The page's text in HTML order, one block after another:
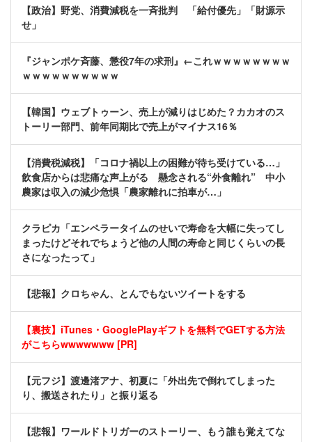
【政治】野党、消費減税を一斉批判 「給付優先」「財源示
せ」
『ジャンポケ斉藤、懲役7年の求刑』←これｗｗｗｗｗｗｗｗ
ｗｗｗｗｗｗｗｗｗｗ
【韓国】ウェブトゥーン、売上が減りはじめた？カカオのス
トーリー部門、前年同期比で売上がマイナス16％
【消費税減税】「コロナ禍以上の困難が待ち受けている…」
飲食店からは悲痛な声上がる 懸念される“外食離れ” 中小
農家は収入の減少危惧「農家離れに拍車が…」
クラピカ「エンペラータイムのせいで寿命を大幅に失ってし
まったけどそれでちょうど他の人間の寿命と同じくらいの長
さになったって」
【悲報】クロちゃん、とんでもないツイートをする
【裏技】iTunes・GooglePlayギフトを無料でGETする方法
がこちらwwwwwww [PR]
【元フジ】渡邊渚アナ、初夏に「外出先で倒れてしまった
り、搬送されたり」と振り返る
【悲報】ワールドトリガーのストーリー、もう誰も覚えてな